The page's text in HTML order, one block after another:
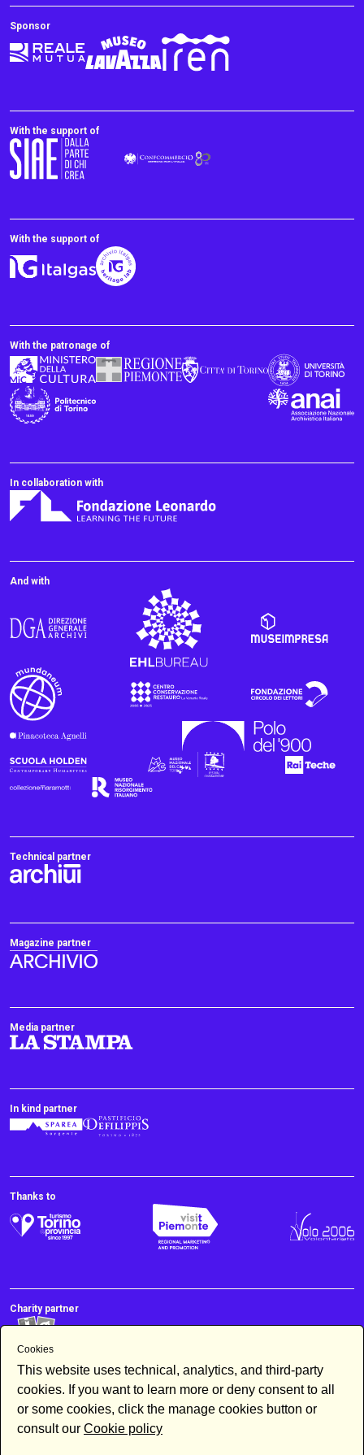
Sponsor
With the support of
With the support of
With the patronage of
In collaboration with
And with
Technical partner
Magazine partner
Media partner
In kind partner
Thanks to
Charity partner
Newsletter
Cookies
This website uses technical, analytics, and third-party
cookies. If you want to learn more or deny consent to all
or some cookies, click the manage cookies button or
consult our Cookie policy